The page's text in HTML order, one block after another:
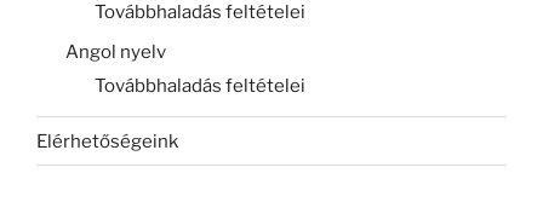
Továbbhaladás feltételei
Angol nyelv
Továbbhaladás feltételei
Elérhetőségeink